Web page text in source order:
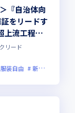
『自治体向
をリードす
上流工程か
品質管理体
リード
服装自由 新技術に積極的